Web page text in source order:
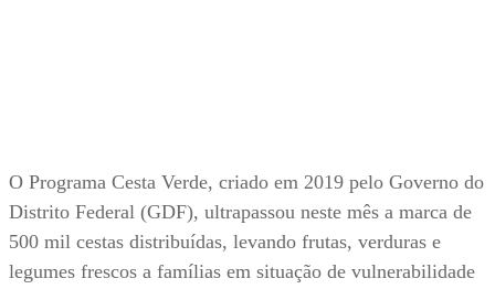
O Programa Cesta Verde, criado em 2019 pelo Governo do
Distrito Federal (GDF), ultrapassou neste mês a marca de
500 mil cestas distribuídas, levando frutas, verduras e
legumes frescos a famílias em situação de vulnerabilidade